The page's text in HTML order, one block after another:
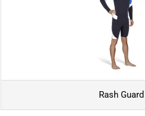
Rash Guard